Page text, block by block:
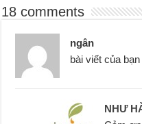
18 comments
ngân
bài viết của
NHƯ